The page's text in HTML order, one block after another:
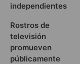
independientes
Rostros de
televisión
promueven
públicamente